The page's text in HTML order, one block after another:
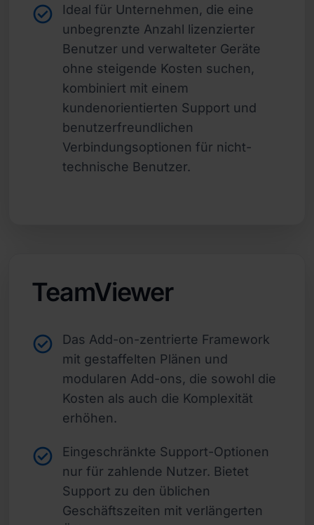
Ideal für Unternehmen, die eine
unbegrenzte Anzahl lizenzierter
Benutzer und verwalteter Geräte
ohne steigende Kosten suchen,
kombiniert mit einem
kundenorientierten Support und
benutzerfreundlichen
Verbindungsoptionen für nicht-
technische Benutzer.
TeamViewer
Das Add-on-zentrierte Framework
mit gestaffelten Plänen und
modularen Add-ons, die sowohl die
Kosten als auch die Komplexität
erhöhen.
Eingeschränkte Support-Optionen
nur für zahlende Nutzer. Bietet
Support zu den üblichen
Geschäftszeiten mit verlängerten